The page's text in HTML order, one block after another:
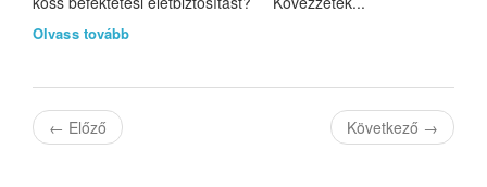
Olvass tovább
← Előző Következő →